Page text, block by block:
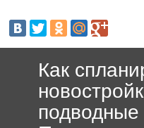
Как